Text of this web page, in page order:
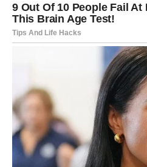
Napravite glazuru:
U posudi za mešanje pomešajte
i mascarpone sir. Mešajte 2-3
glatka.